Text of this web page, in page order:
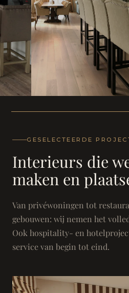
Landhuis -
GESELECTEERDE
Interieurs die
maken en
Van privéwoningen tot
gebouwen: wij nemen het
Ook hospitality- en
service van begin tot eind.